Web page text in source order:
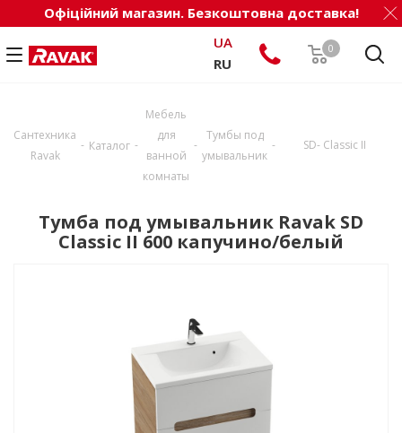
Офіційний магазин. Безкоштовна доставка!
0
UA
RU
Сантехника
Ravak
- Каталог -
Мебель
для
ванной
комнаты
-
Тумбы под
умывальник
- SD- Classic II
Тумба под умывальник Ravak SD
Classic II 600 капучино/белый